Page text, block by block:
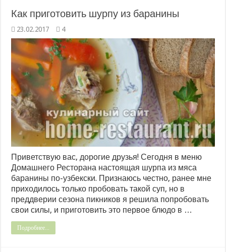
Как приготовить шурпу из баранины
23.02.2017 4
Приветствую вас, дорогие друзья! Сегодня в меню
Домашнего Ресторана настоящая шурпа из мяса
баранины по-узбекски. Признаюсь честно, ранее мне
приходилось только пробовать такой суп, но в
преддверии сезона пикников я решила попробовать
свои силы, и приготовить это первое блюдо в …
Подробнее...